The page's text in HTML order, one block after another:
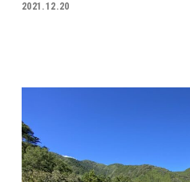
2021.12.20